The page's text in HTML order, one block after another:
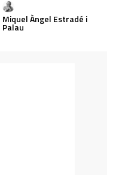
Miquel Àngel Estradé i
Palau